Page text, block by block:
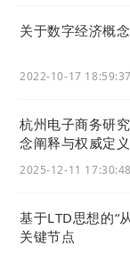
产教融合向更好
关于数字经济概
2022-10-17 18:59:37
杭州电子商务研
念阐释与权威定义
2025-12-11 17:30:48
基于LTD思想的“
关键节点